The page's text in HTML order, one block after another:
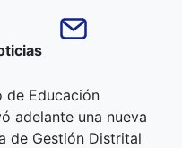
de Educación
adelante una nueva
de Gestión Distrital